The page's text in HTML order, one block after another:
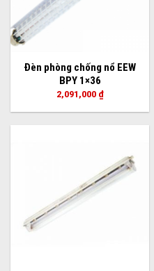
Đèn phòng chống nổ EEW
BPY 1×36
2,091,000 ₫